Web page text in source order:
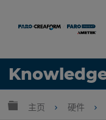
语言
扩展/隐缩全局
主页 硬件